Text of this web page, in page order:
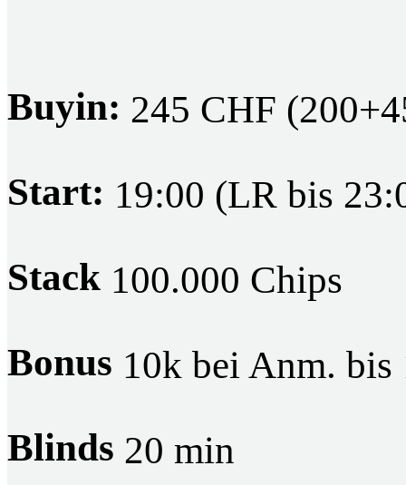
Buyin: 245 CHF
Start: 19:00 (LR bis
Stack 100.000 Chips
Bonus 10k bei Anm. bis
Blinds 20 min